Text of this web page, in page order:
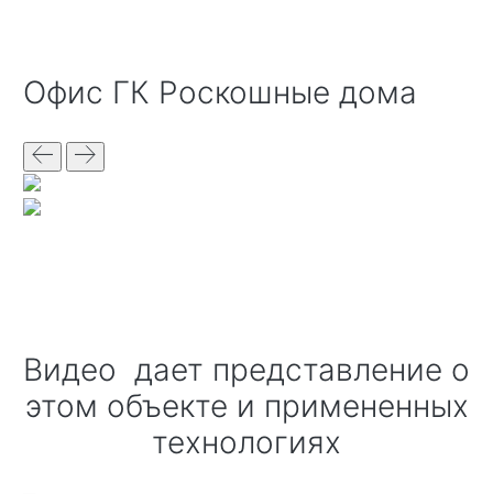
офис ГК Роскошные дома
Видео дает представление о
этом объекте и примененных
технологиях